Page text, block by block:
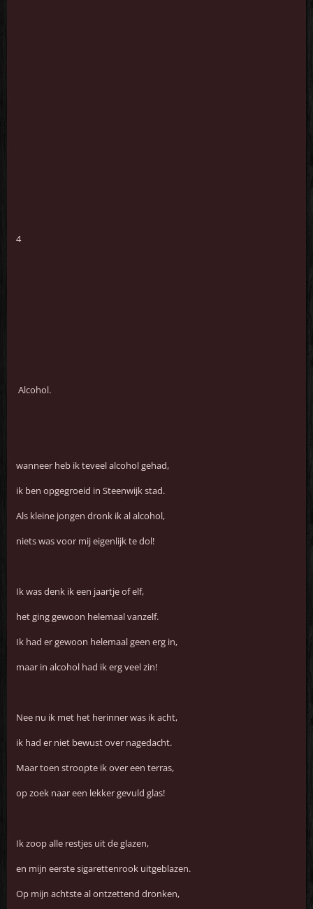
4
Alcohol.
wanneer heb ik teveel alcohol gehad,
ik ben opgegroeid in Steenwijk stad.
Als kleine jongen dronk ik al alcohol,
niets was voor mij eigenlijk te dol!
Ik was denk ik een jaartje of elf,
het ging gewoon helemaal vanzelf.
Ik had er gewoon helemaal geen erg in,
maar in alcohol had ik erg veel zin!
Nee nu ik met het herinner was ik acht,
ik had er niet bewust over nagedacht.
Maar toen stroopte ik over een terras,
op zoek naar een lekker gevuld glas!
Ik zoop alle restjes uit de glazen,
en mijn eerste sigarettenrook uitgeblazen.
Op mijn achtste al ontzettend dronken,